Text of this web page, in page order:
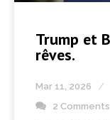
Trump et
rêves.
Mar 11, 2026
2 Comments